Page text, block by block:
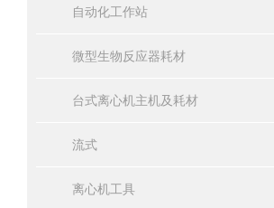
自动化工作站
微型生物反应器耗材
台式离心机主机及耗材
流式
离心机工具